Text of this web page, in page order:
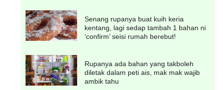
Senang rupanya buat kuih keria
kentang, lagi sedap tambah 1 bahan ni
‘confirm’ seisi rumah berebut!
Rupanya ada bahan yang takboleh
diletak dalam peti ais, mak mak wajib
ambik tahu